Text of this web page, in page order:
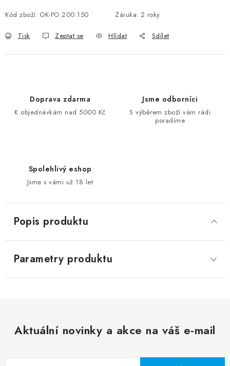
Kód zboží: OK-PO.200.150 Záruka: 2 roky
Tisk Zeptat se Hlídat Sdílet
Doprava zdarma
K objednávkám nad 5000 Kč
Jsme odborníci
S výběrem zboží vám rádi
poradíme
Spolehlivý eshop
Jsme s vámi už 18 let
Popis produktu
Parametry produktu
Aktuální novinky a akce na váš e-mail